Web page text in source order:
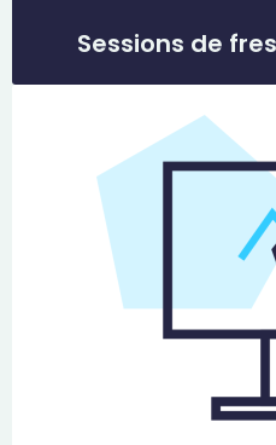
Sessions de